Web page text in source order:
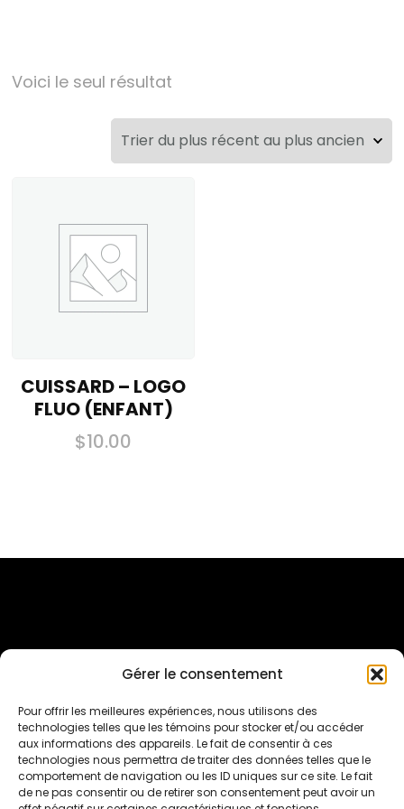
Gérer le consentement
Pour offrir les meilleures expériences, nous utilisons des
technologies telles que les témoins pour stocker et/ou accéder
aux informations des appareils. Le fait de consentir à ces
technologies nous permettra de traiter des données telles que le
comportement de navigation ou les ID uniques sur ce site. Le fait
de ne pas consentir ou de retirer son consentement peut avoir un
Voici le seul résultat
CUISSARD – LOGO
FLUO (ENFANT)
$10.00
plusieurs
peuvent
choisies
sur
la
page
Inscriptions Sur Qidigo
Suivez-nous sur les réseaux sociaux